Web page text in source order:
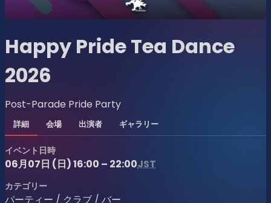
Happy Pride Tea Dance
2026
Post-Parade Pride Party
詳細 会場 出演者 ギャラリー
イベント日時
06月07日 (日) 16:00 – 22:00JST
カテゴリー
パーティー / クラブ / バー